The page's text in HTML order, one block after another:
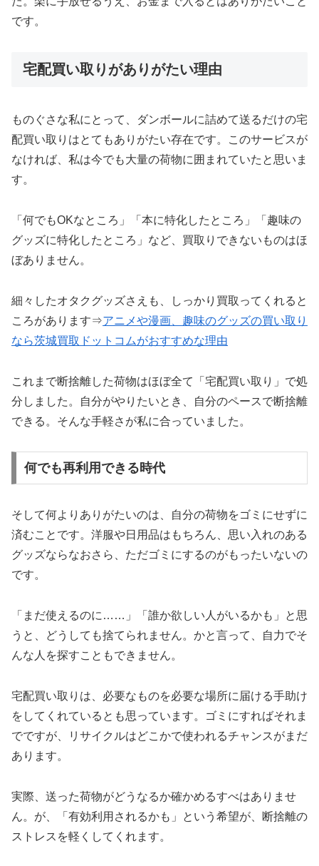
です。
宅配買い取りがありがたい理由
ものぐさな私にとって、ダンボールに詰めて送るだけの宅
配買い取りはとてもありがたい存在です。このサービスが
なければ、私は今でも大量の荷物に囲まれていたと思いま
す。
「何でもOKなところ」「本に特化したところ」「趣味の
グッズに特化したところ」など、買取りできないものはほ
ぼありません。
細々したオタクグッズさえも、しっかり買取ってくれると
ころがあります⇒アニメや漫画、趣味のグッズの買い取り
なら茨城買取ドットコムがおすすめな理由
これまで断捨離した荷物はほぼ全て「宅配買い取り」で処
分しました。自分がやりたいとき、自分のペースで断捨離
できる。そんな手軽さが私に合っていました。
何でも再利用できる時代
そして何よりありがたいのは、自分の荷物をゴミにせずに
済むことです。洋服や日用品はもちろん、思い入れのある
グッズならなおさら、ただゴミにするのがもったいないの
です。
「まだ使えるのに……」「誰か欲しい人がいるかも」と思
うと、どうしても捨てられません。かと言って、自力でそ
んな人を探すこともできません。
宅配買い取りは、必要なものを必要な場所に届ける手助け
をしてくれているとも思っています。ゴミにすればそれま
でですが、リサイクルはどこかで使われるチャンスがまだ
あります。
実際、送った荷物がどうなるか確かめるすべはありませ
ん。が、「有効利用されるかも」という希望が、断捨離の
ストレスを軽くしてくれます。